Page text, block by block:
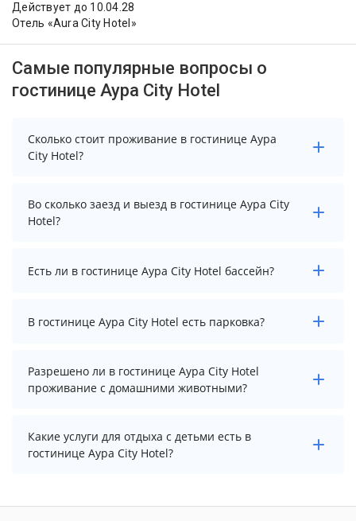
Действует до 10.04.28
Отель «Aura City Hotel»
Самые популярные вопросы о
гостинице Аура City Hotel
Сколько стоит проживание в гостинице Аура
City Hotel?
Стоимость проживания в гостинице Аура City Hotel
начинается от 6476 рублей. Чтобы увидеть
Во сколько заезд и выезд в гостинице Аура City
Hotel?
Заезд возможен после 14:00, а выезд необходимо
осуществить до 12:00.
Есть ли в гостинице Аура City Hotel бассейн?
В гостинице Аура City Hotel нет бассейна.
В гостинице Аура City Hotel есть парковка?
В гостинице Аура City Hotel есть парковка, уточните
информацию перед бронированием у менеджера,
возможно, услуга оплачивается отдельно.
Разрешено ли в гостинице Аура City Hotel
проживание с домашними животными?
Проживание с домашними животными запрещено.
Какие услуги для отдыха с детьми есть в
гостинице Аура City Hotel?